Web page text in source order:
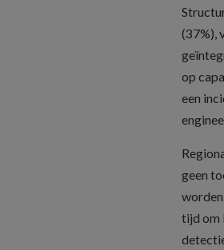
(37%),
op
een
geen
worden
tijd om